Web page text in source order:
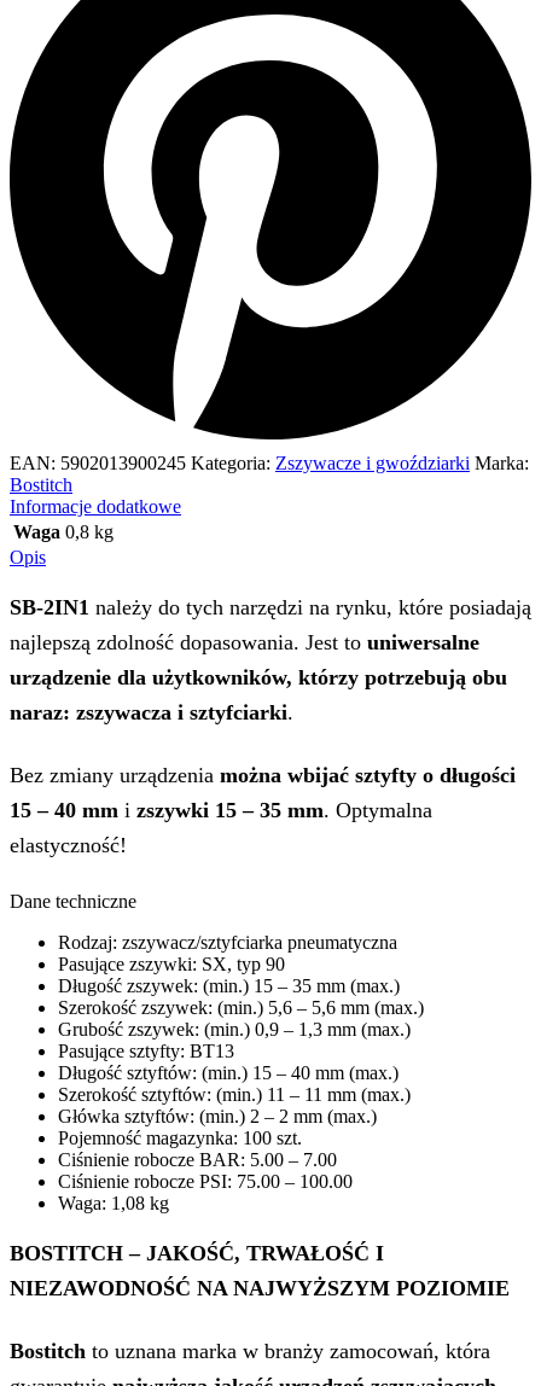
EAN: 5902013900245 Kategoria: Zszywacze i gwoździarki Marka:
Bostitch
Informacje dodatkowe
Waga 0,8 kg
Opis
SB-2IN1 należy do tych narzędzi na rynku, które posiadają
najlepszą zdolność dopasowania. Jest to uniwersalne
urządzenie dla użytkowników, którzy potrzebują obu
naraz: zszywacza i sztyfciarki.
Bez zmiany urządzenia można wbijać sztyfty o długości
15 – 40 mm i zszywki 15 – 35 mm. Optymalna
elastyczność!
Dane techniczne
Rodzaj: zszywacz/sztyfciarka pneumatyczna
Pasujące zszywki: SX, typ 90
Długość zszywek: (min.) 15 – 35 mm (max.)
Szerokość zszywek: (min.) 5,6 – 5,6 mm (max.)
Grubość zszywek: (min.) 0,9 – 1,3 mm (max.)
Pasujące sztyfty: BT13
Długość sztyftów: (min.) 15 – 40 mm (max.)
Szerokość sztyftów: (min.) 11 – 11 mm (max.)
Główka sztyftów: (min.) 2 – 2 mm (max.)
Pojemność magazynka: 100 szt.
Ciśnienie robocze BAR: 5.00 – 7.00
Ciśnienie robocze PSI: 75.00 – 100.00
Waga: 1,08 kg
BOSTITCH – JAKOŚĆ, TRWAŁOŚĆ I
NIEZAWODNOŚĆ NA NAJWYŻSZYM POZIOMIE
Bostitch to uznana marka w branży zamocowań, która